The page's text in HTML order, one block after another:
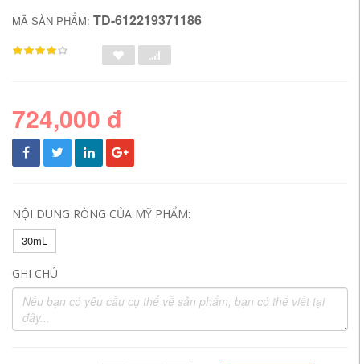
MÃ SẢN PHẨM: TD-612219371186
724,000 đ
NỘI DUNG RÒNG CỦA MỸ PHẨM:
30mL
GHI CHÚ